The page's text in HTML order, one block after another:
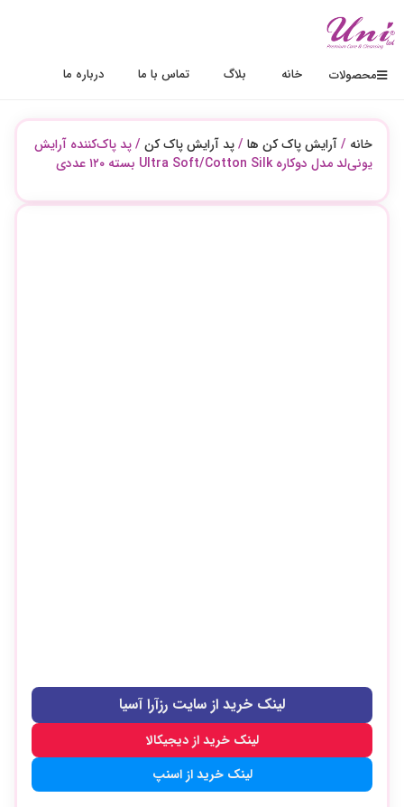
محصولات خانه بلاگ تماس با ما درباره ما
خانه /آرایش پاک کن ها /پد آرایش پاک کن / پد پاک‌کننده آرایش
یونی‌لد مدل دو‌کاره Ultra Soft/Cotton Silk بسته ۱۲۰ عددی
لینک خرید از سایت رزآرا آسیا
لینک خرید از دیجیکالا
لینک خرید از اسنپ